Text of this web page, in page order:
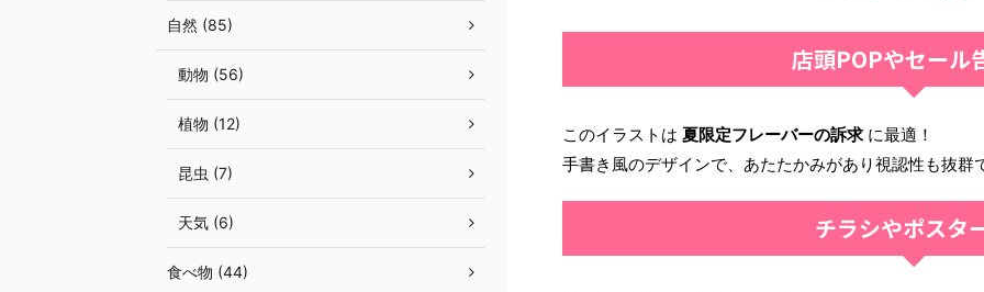
店頭POPやセール
このイラストは 夏限定フレーバーの訴求に最適！
手書き風のデザインで、あたたかみがあり視認性も抜群
チラシやポスタ
自然 (85)
動物 (56)
植物 (12)
昆虫 (7)
天気 (6)
食べ物 (44)